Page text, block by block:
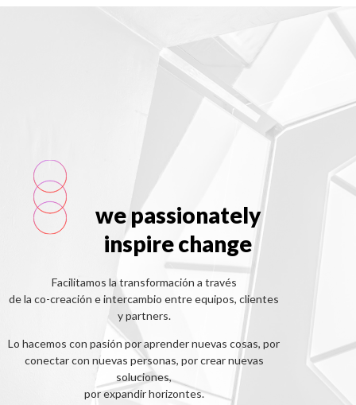
we passionately
inspire change
Facilitamos la transformación a través
de la co-creación e intercambio entre equipos, clientes
y partners.
Lo hacemos con pasión por aprender nuevas cosas, por
conectar con nuevas personas, por crear nuevas
soluciones,
por expandir horizontes.